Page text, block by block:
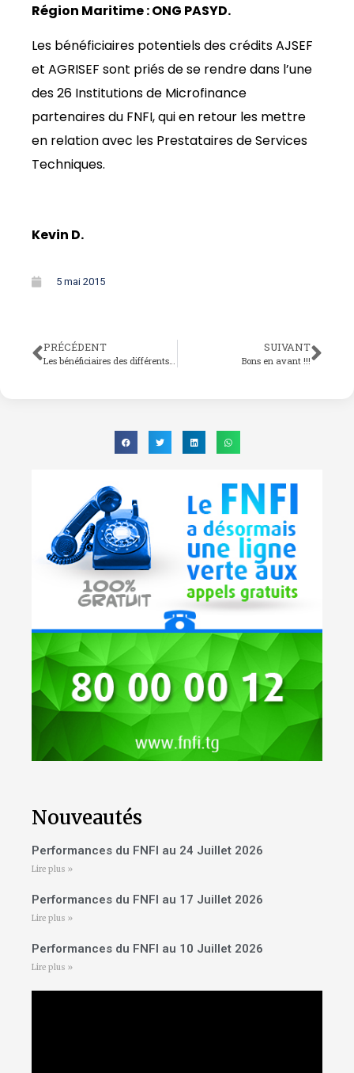
Région Maritime : ONG PASYD.
Les bénéficiaires potentiels des crédits AJSEF
et AGRISEF sont priés de se rendre dans l’une
des 26 Institutions de Microfinance
partenaires du FNFI, qui en retour les mettre
en relation avec les Prestataires de Services
Techniques.
Kevin D.
5 mai 2015
PRÉCÉDENT
Les bénéficiaires des différents produits du FNFI se constituent en fédération
SUIVANT
Bons en avant !!!
Nouveautés
Performances du FNFI au 24 Juillet 2026
Lire plus »
Performances du FNFI au 17 Juillet 2026
Lire plus »
Performances du FNFI au 10 Juillet 2026
Lire plus »